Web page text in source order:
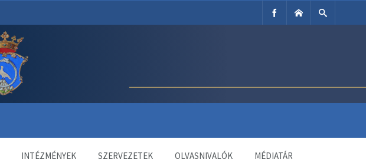
INTÉZMÉNYEK SZERVEZETEK OLVASNIVALÓK MÉDIATÁR